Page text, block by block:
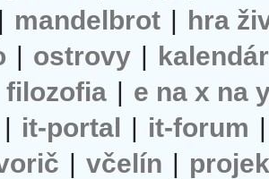
| mandelbrot | hra
| ostrovy | kalendár
filozofia | e na x na
| it-portal | it-forum |
| včelín |